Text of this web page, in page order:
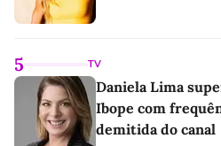
5 TV
Daniela Lima
Ibope com
demitida do canal